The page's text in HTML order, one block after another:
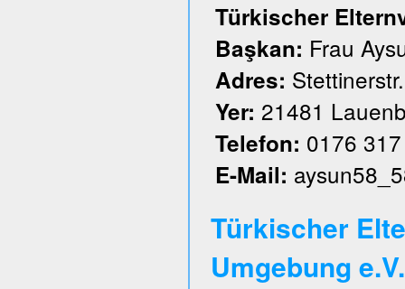
Türkischer
Başkan: Frau
Adres:
Yer: 21481
Telefon: 0176
E-Mail:
Türkischer
Umgebung e.V.